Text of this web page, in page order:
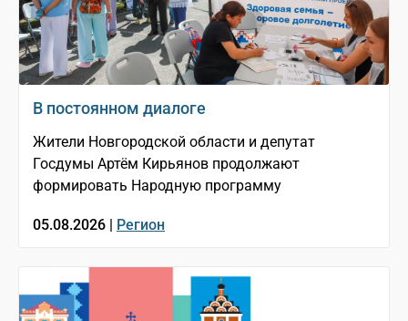
В постоянном диалоге
Жители Новгородской области и депутат
Госдумы Артём Кирьянов продолжают
формировать Народную программу
05.08.2026 | Регион